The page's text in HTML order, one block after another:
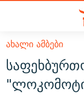
Accessibility
მთავარ
შინაარსზე
დაბრუნება
მთავარ
ᲐᲮᲐᲚᲘ ᲐᲛᲑᲔᲑᲘ
ᲗᲔᲛᲔᲑᲘ
ᲞᲝᲚᲘᲢᲘᲙᲐ
ᲕᲘᲓᲔᲝ
ᲐᲮᲐᲚᲘ ᲐᲛᲑᲔᲑᲘ